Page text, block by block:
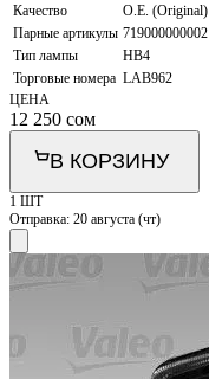
Качество
O.E. (Original)
Парные артикулы 719000000002
Тип лампы
HB4
Торговые номера LAB962
ЦЕНА
12 250 сом
В КОРЗИНУ
1 ШТ
Отправка: 20 августа (чт)